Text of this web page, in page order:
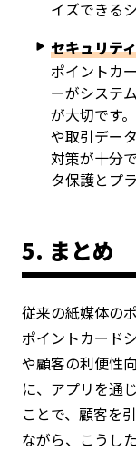
イズできる
セキュリテ
ポイントカ
ーがシステ
が大切です
や取引デー
対策が十分
タ保護とプ
5. まとめ
従来の紙媒体の
ポイントカード
や顧客の利便性
に、アプリを通
ことで、顧客を
ながら、こうし